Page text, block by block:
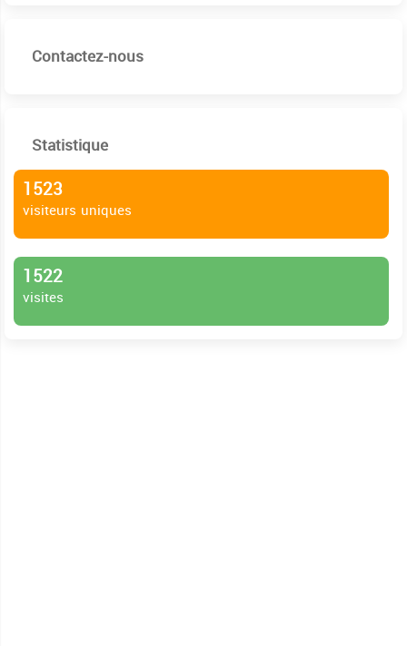
Contactez-nous
Statistique
1523
visiteurs uniques
1522
visites